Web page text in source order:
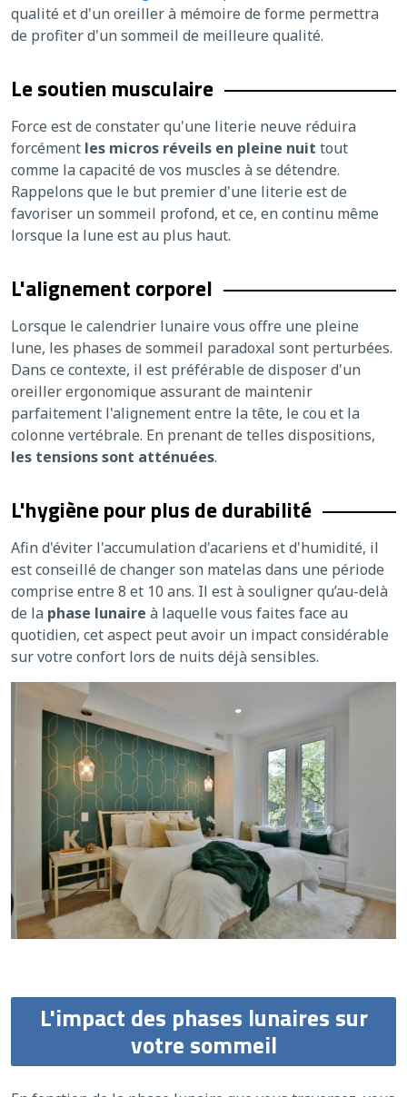
qualité et d'un oreiller à mémoire de forme permettra
de profiter d'un sommeil de meilleure qualité.
Le soutien musculaire
Force est de constater qu'une literie neuve réduira
forcément les micros réveils en pleine nuit tout
comme la capacité de vos muscles à se détendre.
Rappelons que le but premier d'une literie est de
favoriser un sommeil profond, et ce, en continu même
lorsque la lune est au plus haut.
L'alignement corporel
Lorsque le calendrier lunaire vous offre une pleine
lune, les phases de sommeil paradoxal sont perturbées.
Dans ce contexte, il est préférable de disposer d'un
oreiller ergonomique assurant de maintenir
parfaitement l'alignement entre la tête, le cou et la
colonne vertébrale. En prenant de telles dispositions,
les tensions sont atténuées.
L'hygiène pour plus de durabilité
Afin d'éviter l'accumulation d'acariens et d'humidité, il
est conseillé de changer son matelas dans une période
comprise entre 8 et 10 ans. Il est à souligner qu’au-delà
de la phase lunaire à laquelle vous faites face au
quotidien, cet aspect peut avoir un impact considérable
sur votre confort lors de nuits déjà sensibles.
L'impact des phases lunaires sur
votre sommeil